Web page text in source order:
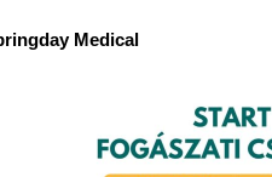
Medical